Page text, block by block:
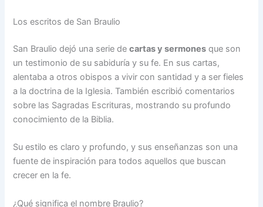
Los escritos de San Braulio
San Braulio dejó una serie decartas y sermones que son
un testimonio de su sabiduría y su fe. En sus cartas,
alentaba a otros obispos a vivir con santidad y a ser fieles
a la doctrina de la Iglesia. También escribió comentarios
sobre las Sagradas Escrituras, mostrando su profundo
conocimiento de la Biblia.
Su estilo es claro y profundo, y sus enseñanzas son una
fuente de inspiración para todos aquellos que buscan
crecer en la fe.
¿Qué significa el nombre Braulio?